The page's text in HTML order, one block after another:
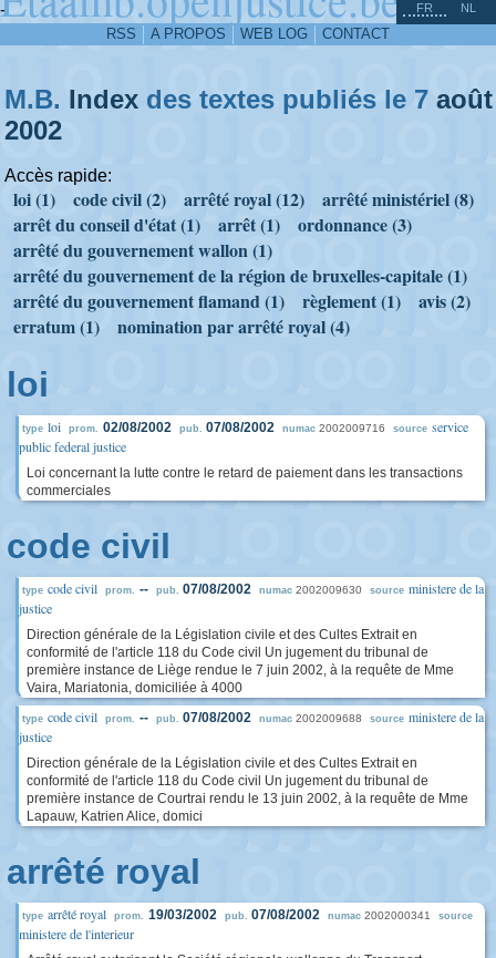
-
RSS A PROPOS WEB LOG CONTACT
FR NL
M.B. Index des textes publiés le 7 août
2002
Accès rapide:
loi (1) code civil (2) arrêté royal (12)
arrêté ministériel (8)
arrêt du conseil d'état (1)
arrêt (1)
ordonnance (3)
arrêté du gouvernement wallon (1)
arrêté du gouvernement de la région de bruxelles-capitale (1)
arrêté du gouvernement flamand (1)
règlement (1)
avis (2)
erratum (1)
nomination par arrêté royal (4)
loi
type loi prom. 02/08/2002 pub. 07/08/2002 numac 2002009716 source service
public federal justice
Loi concernant la lutte contre le retard de paiement dans les transactions
commerciales
code civil
type code civil prom. -- pub. 07/08/2002 numac 2002009630 source ministere de la
justice
Direction générale de la Législation civile et des Cultes Extrait en
conformité de l'article 118 du Code civil Un jugement du tribunal de
première instance de Liège rendue le 7 juin 2002, à la requête de Mme
Vaira, Mariatonia, domiciliée à 4000
type code civil prom. -- pub. 07/08/2002 numac 2002009688 source ministere de la
justice
Direction générale de la Législation civile et des Cultes Extrait en
conformité de l'article 118 du Code civil Un jugement du tribunal de
première instance de Courtrai rendu le 13 juin 2002, à la requête de Mme
Lapauw, Katrien Alice, domici
arrêté royal
type arrêté royal prom. 19/03/2002 pub. 07/08/2002 numac 2002000341 source
ministere de l'interieur
^